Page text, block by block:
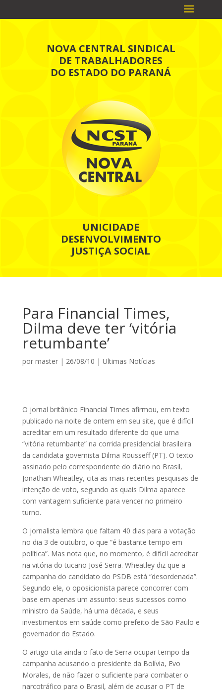
NOVA CENTRAL SINDICAL
DE TRABALHADORES
DO ESTADO DO PARANÁ
UNICIDADE
DESENVOLVIMENTO
JUSTIÇA SOCIAL
Para Financial Times,
Dilma deve ter ‘vitória
retumbante’
por master| 26/08/10 | Ultimas Notícias
O jornal britânico Financial Times afirmou, em texto
publicado na noite de ontem em seu site, que é difícil
acreditar em um resultado diferente do que uma
“vitória retumbante” na corrida presidencial brasileira
da candidata governista Dilma Rousseff (PT). O texto
assinado pelo correspondente do diário no Brasil,
Jonathan Wheatley, cita as mais recentes pesquisas de
intenção de voto, segundo as quais Dilma aparece
com vantagem suficiente para vencer no primeiro
turno.
O jornalista lembra que faltam 40 dias para a votação
no dia 3 de outubro, o que “é bastante tempo em
política”. Mas nota que, no momento, é difícil acreditar
na vitória do tucano José Serra. Wheatley diz que a
campanha do candidato do PSDB está “desordenada”.
Segundo ele, o oposicionista parece concorrer com
base em apenas um assunto: seus sucessos como
ministro da Saúde, há uma década, e seus
investimentos em saúde como prefeito de São Paulo e
governador do Estado.
O artigo cita ainda o fato de Serra ocupar tempo da
campanha acusando o presidente da Bolívia, Evo
Morales, de não fazer o suficiente para combater o
narcotráfico para o Brasil, além de acusar o PT de